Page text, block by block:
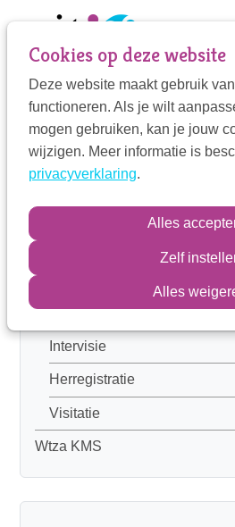
Cookies op deze website
Deze website maakt gebruik
functioneren. Als je wilt
mogen gebruiken, kan je jouw
wijzigen. Meer informatie is
privacyverklaring.
Alles
Zelf
Alles
Jump
to
navigation
Jump
to
main
Wat biedt de VIT
Wat verwacht de VIT
Lidmaatschapsvormen
Kwaliteitsbewaking
Na- en bijscholing
Intervisie
Herregistratie
Visitatie
Wtza KMS
Zoek
Inloggen